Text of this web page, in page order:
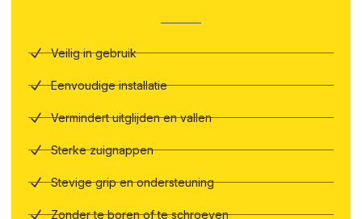
Veilig in gebruik
Eenvoudige installatie
Vermindert uitglijden en vallen
Sterke zuignappen
Stevige grip en ondersteuning
Zonder te boren of te schroeven